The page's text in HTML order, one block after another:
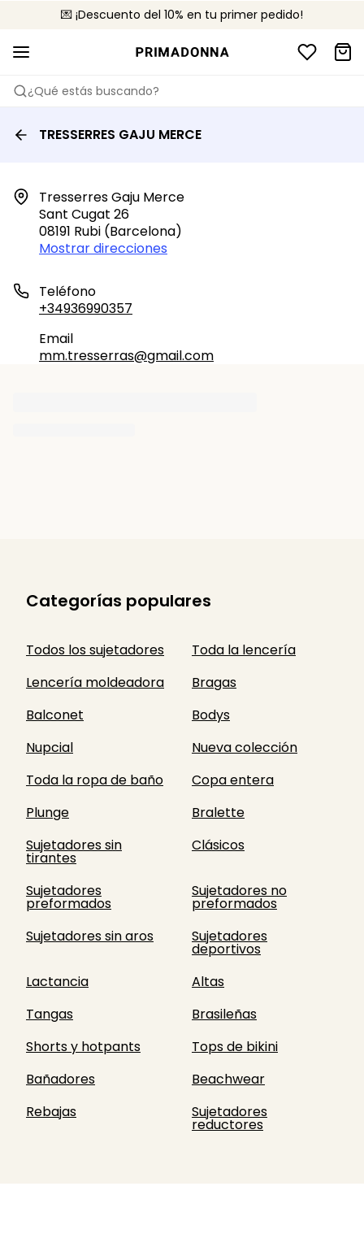
💌 ¡Descuento del 10% en tu primer pedido!
🚚 Envío gratuito a partir de 75 €
📦 Devoluciones gratuitas
¿Qué estás buscando?
TRESSERRES GAJU MERCE
Tresserres Gaju Merce
Sant Cugat 26
08191 Rubi (barcelona)
Mostrar direcciones
Teléfono
+34936990357
Email
mm.tresserras@gmail.com
Categorías populares
Todos los sujetadores
Toda la lencería
Lencería moldeadora
Bragas
Balconet
Bodys
Nupcial
Nueva colección
Toda la ropa de baño
Copa entera
Plunge
Bralette
Sujetadores sin
tirantes
Clásicos
Sujetadores
preformados
Sujetadores no
preformados
Sujetadores sin aros
Sujetadores
deportivos
Lactancia
Altas
Tangas
Brasileñas
Shorts y hotpants
Tops de bikini
Bañadores
Beachwear
Rebajas
Sujetadores
reductores